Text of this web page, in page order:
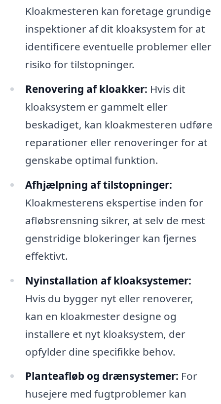
Kloakmesteren kan foretage grundige
inspektioner af dit kloaksystem for at
identificere eventuelle problemer eller
risiko for tilstopninger.
Renovering af kloakker: Hvis dit
kloaksystem er gammelt eller
beskadiget, kan kloakmesteren udføre
reparationer eller renoveringer for at
genskabe optimal funktion.
Afhjælpning af tilstopninger:
Kloakmesterens ekspertise inden for
afløbsrensning sikrer, at selv de mest
genstridige blokeringer kan fjernes
effektivt.
Nyinstallation af kloaksystemer:
Hvis du bygger nyt eller renoverer,
kan en kloakmester designe og
installere et nyt kloaksystem, der
opfylder dine specifikke behov.
Planteafløb og drænsystemer: For
husejere med fugtproblemer kan